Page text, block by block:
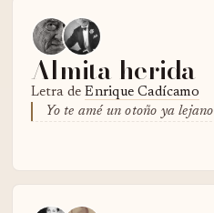
Almita herida
Letra deEnrique Cadícamo
Yo te amé un otoño ya lejano